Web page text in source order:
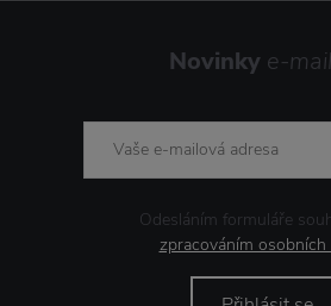
Novinky e-
Odesláním formuláře
zpracováním osobních